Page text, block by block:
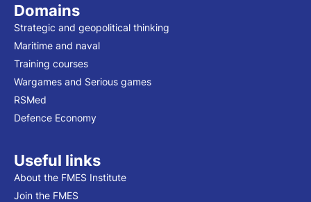
Domains
Strategic and geopolitical thinking
Maritime and naval
Training courses
Wargames and Serious games
RSMed
Defence Economy
Useful links
About the FMES Institute
Join the FMES